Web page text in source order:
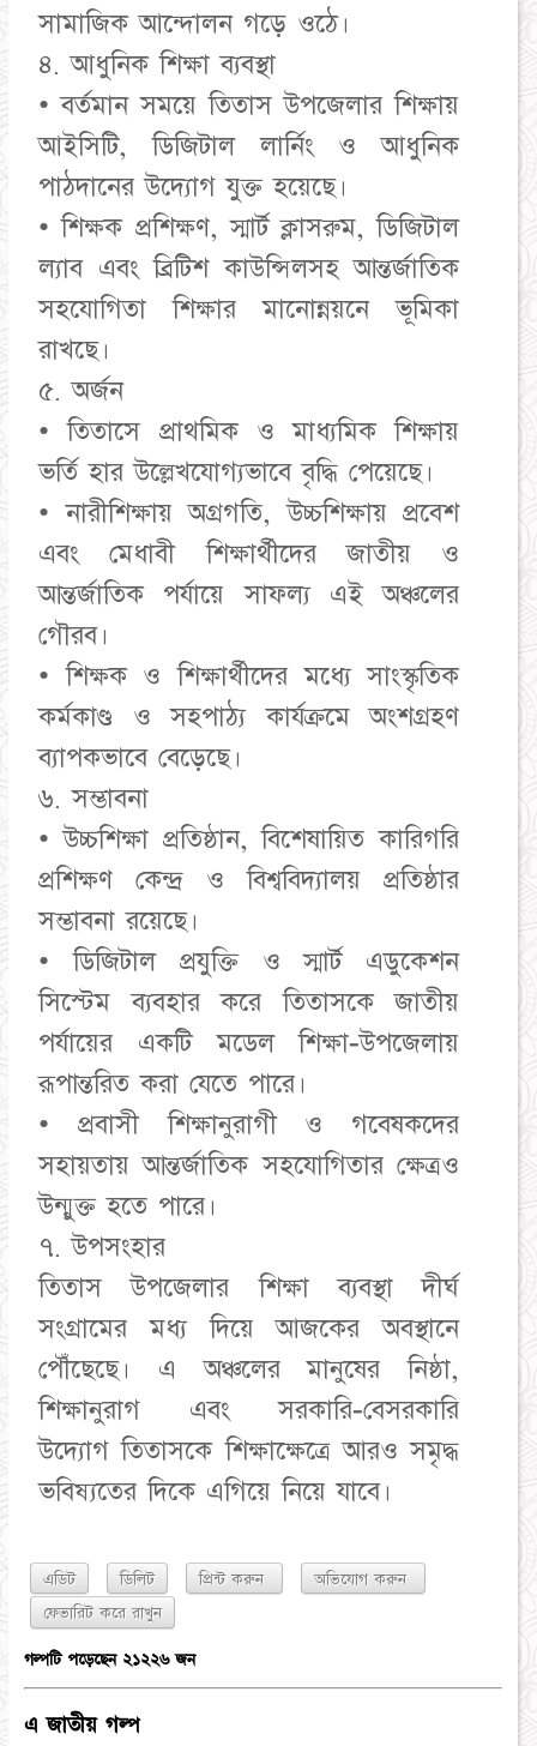
সামাজিক আন্দোলন গড়ে ওঠে।
৪. আধুনিক শিক্ষা ব্যবস্থা
• বর্তমান সময়ে তিতাস উপজেলার শিক্ষায়
আইসিটি, ডিজিটাল লার্নিং ও আধুনিক
পাঠদানের উদ্যোগ যুক্ত হয়েছে।
• শিক্ষক প্রশিক্ষণ, স্মার্ট ক্লাসরুম, ডিজিটাল
ল্যাব এবং ব্রিটিশ কাউন্সিলসহ আন্তর্জাতিক
সহযোগিতা শিক্ষার মানোন্নয়নে ভূমিকা
রাখছে।
৫. অর্জন
• তিতাসে প্রাথমিক ও মাধ্যমিক শিক্ষায়
ভর্তি হার উল্লেখযোগ্যভাবে বৃদ্ধি পেয়েছে।
• নারীশিক্ষায় অগ্রগতি, উচ্চশিক্ষায় প্রবেশ
এবং মেধাবী শিক্ষার্থীদের জাতীয় ও
আন্তর্জাতিক পর্যায়ে সাফল্য এই অঞ্চলের
গৌরব।
• শিক্ষক ও শিক্ষার্থীদের মধ্যে সাংস্কৃতিক
কর্মকাণ্ড ও সহপাঠ্য কার্যক্রমে অংশগ্রহণ
ব্যাপকভাবে বেড়েছে।
৬. সম্ভাবনা
• উচ্চশিক্ষা প্রতিষ্ঠান, বিশেষায়িত কারিগরি
প্রশিক্ষণ কেন্দ্র ও বিশ্ববিদ্যালয় প্রতিষ্ঠার
সম্ভাবনা রয়েছে।
• ডিজিটাল প্রযুক্তি ও স্মার্ট এডুকেশন
সিস্টেম ব্যবহার করে তিতাসকে জাতীয়
পর্যায়ের একটি মডেল শিক্ষা-উপজেলায়
রূপান্তরিত করা যেতে পারে।
• প্রবাসী শিক্ষানুরাগী ও গবেষকদের
সহায়তায় আন্তর্জাতিক সহযোগিতার ক্ষেত্রও
উন্মুক্ত হতে পারে।
৭. উপসংহার
তিতাস উপজেলার শিক্ষা ব্যবস্থা দীর্ঘ
সংগ্রামের মধ্য দিয়ে আজকের অবস্থানে
পৌঁছেছে। এ অঞ্চলের মানুষের নিষ্ঠা,
শিক্ষানুরাগ এবং সরকারি-বেসরকারি
উদ্যোগ তিতাসকে শিক্ষাক্ষেত্রে আরও সমৃদ্ধ
ভবিষ্যতের দিকে এগিয়ে নিয়ে যাবে।
এডিট ডিলিট প্রিন্ট করুন অভিযোগ করুন
গল্পটি পড়েছেন ২১২২৬ জন
এ জাতীয় গল্প